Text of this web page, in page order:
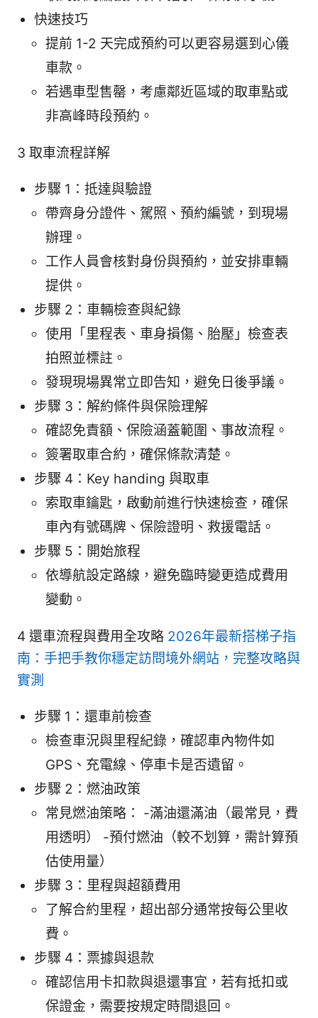
快速技巧
提前 1-2 天完成預約可以更容易選到心儀
車款。
若遇車型售罄，考慮鄰近區域的取車點或
非高峰時段預約。
3 取車流程詳解
步驟 1：抵達與驗證
帶齊身分證件、駕照、預約編號，到現場
辦理。
工作人員會核對身份與預約，並安排車輛
提供。
步驟 2：車輛檢查與紀錄
使用「里程表、車身損傷、胎壓」檢查表
拍照並標註。
發現現場異常立即告知，避免日後爭議。
步驟 3：解約條件與保險理解
確認免責額、保險涵蓋範圍、事故流程。
簽署取車合約，確保條款清楚。
步驟 4：Key handing 與取車
索取車鑰匙，啟動前進行快速檢查，確保
車內有號碼牌、保險證明、救援電話。
步驟 5：開始旅程
依導航設定路線，避免臨時變更造成費用
變動。
4 還車流程與費用全攻略 2026年最新搭梯子指
南：手把手教你穩定訪問境外網站，完整攻略與
實測
步驟 1：還車前檢查
檢查車況與里程紀錄，確認車內物件如
GPS、充電線、停車卡是否遺留。
步驟 2：燃油政策
常見燃油策略： -滿油還滿油（最常見，費
用透明） -預付燃油（較不划算，需計算預
估使用量）
步驟 3：里程與超額費用
了解合約里程，超出部分通常按每公里收
費。
步驟 4：票據與退款
確認信用卡扣款與退還事宜，若有抵扣或
保證金，需要按規定時間退回。